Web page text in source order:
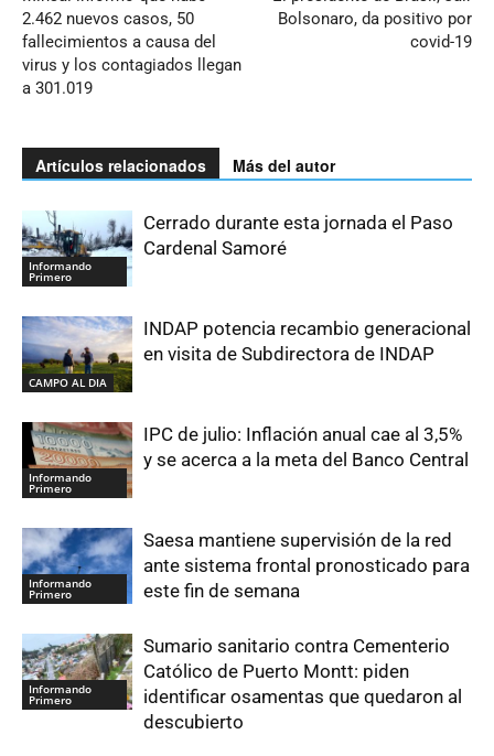
2.462 nuevos casos, 50
fallecimientos a causa del
virus y los contagiados llegan
a 301.019
Bolsonaro, da positivo por
covid-19
Artículos relacionados Más del autor
Informando
Primero
Cerrado durante esta jornada el Paso
Cardenal Samoré
CAMPO AL DIA
INDAP potencia recambio generacional
en visita de Subdirectora de INDAP
Informando
Primero
IPC de julio: Inflación anual cae al 3,5%
y se acerca a la meta del Banco Central
Informando
Primero
Saesa mantiene supervisión de la red
ante sistema frontal pronosticado para
este fin de semana
Informando
Primero
Sumario sanitario contra Cementerio
Católico de Puerto Montt: piden
identificar osamentas que quedaron al
descubierto